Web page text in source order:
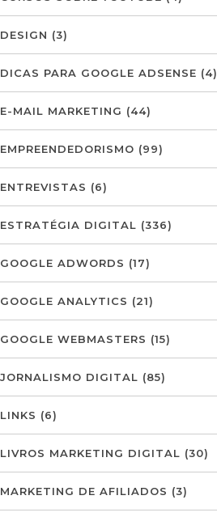
DESIGN (3)
DICAS PARA GOOGLE ADSENSE (4)
E-MAIL MARKETING (44)
EMPREENDEDORISMO (99)
ENTREVISTAS (6)
ESTRATÉGIA DIGITAL (336)
GOOGLE ADWORDS (17)
GOOGLE ANALYTICS (21)
GOOGLE WEBMASTERS (15)
JORNALISMO DIGITAL (85)
LINKS (6)
LIVROS MARKETING DIGITAL (30)
MARKETING DE AFILIADOS (3)